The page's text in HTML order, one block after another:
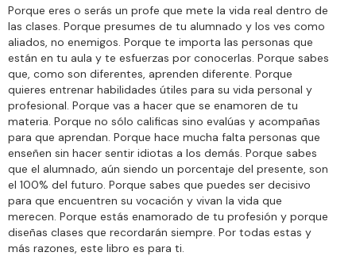
Porque eres o serás un profe que mete la vida real dentro de
las clases. Porque presumes de tu alumnado y los ves como
aliados, no enemigos. Porque te importa las personas que
están en tu aula y te esfuerzas por conocerlas. Porque sabes
que, como son diferentes, aprenden diferente. Porque
quieres entrenar habilidades útiles para su vida personal y
profesional. Porque vas a hacer que se enamoren de tu
materia. Porque no sólo calificas sino evalúas y acompañas
para que aprendan. Porque hace mucha falta personas que
enseñen sin hacer sentir idiotas a los demás. Porque sabes
que el alumnado, aún siendo un porcentaje del presente, son
el 100% del futuro. Porque sabes que puedes ser decisivo
para que encuentren su vocación y vivan la vida que
merecen. Porque estás enamorado de tu profesión y porque
diseñas clases que recordarán siempre. Por todas estas y
más razones, este libro es para ti.